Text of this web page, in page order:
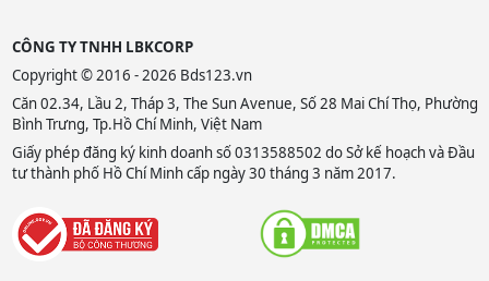
CÔNG TY TNHH LBKCORP
Copyright © 2016 - 2026 Bds123.vn
Căn 02.34, Lầu 2, Tháp 3, The Sun Avenue, Số 28 Mai Chí Thọ, Phường
Bình Trưng, Tp.Hồ Chí Minh, Việt Nam
Giấy phép đăng ký kinh doanh số 0313588502 do Sở kế hoạch và Đầu
tư thành phố Hồ Chí Minh cấp ngày 30 tháng 3 năm 2017.